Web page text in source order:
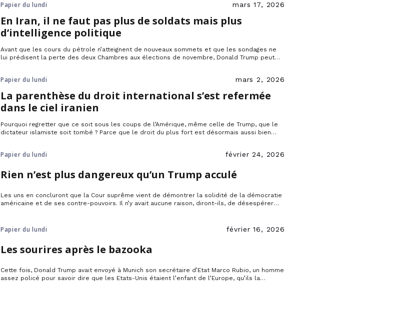
Papier du lundi mars 17, 2026
En Iran, il ne faut pas plus de soldats mais plus
d’intelligence politique
Avant que les cours du pétrole n’atteignent de nouveaux sommets et que les sondages ne
lui prédisent la perte des deux Chambres aux élections de novembre, Donald Trump peut
Papier du lundi mars 2, 2026
La parenthèse du droit international s’est refermée
dans le ciel iranien
Pourquoi regretter que ce soit sous les coups de l’Amérique, même celle de Trump, que le
dictateur islamiste soit tombé ? Parce que le droit du plus fort est désormais aussi bien
Papier du lundi février 24, 2026
Rien n’est plus dangereux qu’un Trump acculé
Les uns en concluront que la Cour suprême vient de démontrer la solidité de la démocratie
américaine et de ses contre-pouvoirs. Il n’y avait aucune raison, diront-ils, de désespérer
Papier du lundi février 16, 2026
Les sourires après le bazooka
Cette fois, Donald Trump avait envoyé à Munich son secrétaire d’Etat Marco Rubio, un homme
assez policé pour savoir dire que les Etats-Unis étaient l’enfant de l’Europe, qu’ils la